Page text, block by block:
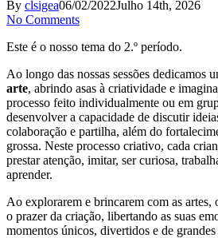
By clsigea06/02/2022Julho 14th, 2026
No Comments
Este é o nosso tema do 2.º período.
Ao longo das nossas sessões dedicamos
arte, abrindo asas à criatividade e
processo feito individualmente ou em
desenvolver a capacidade de discutir
colaboração e partilha, além do
grossa. Neste processo criativo, cada
prestar atenção, imitar, ser curiosa,
aprender.
Ao explorarem e brincarem com as artes,
o prazer da criação, libertando as suas
momentos únicos, divertidos e de grandes